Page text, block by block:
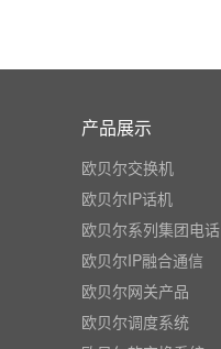
产品展示
欧贝尔交换机
欧贝尔IP话机
欧贝尔系列集团电话
欧贝尔IP融合通信
欧贝尔网关产品
欧贝尔调度系统